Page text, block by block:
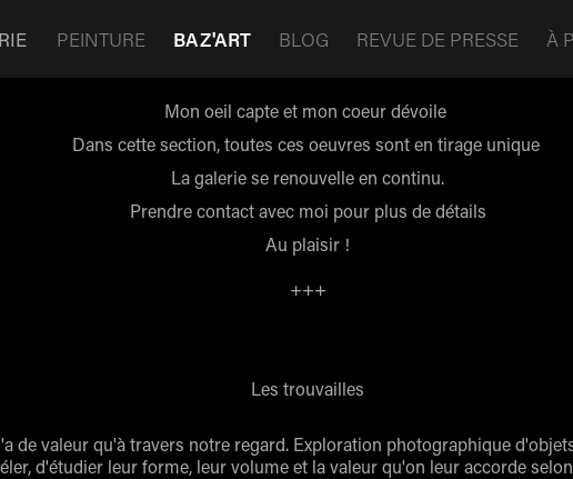
PEINTURE BAZ'ART BLOG REVUE DE PRESSE À
Mon oeil capte et mon coeur dévoile
Dans cette section, toutes ces oeuvres sont en tirage unique
La galerie se renouvelle en continu.
Prendre contact avec moi pour plus de détails
Au plaisir !
+++
Les trouvailles
de valeur qu'à travers notre regard. Exploration photographique
d'étudier leur forme, leur volume et la valeur qu'on leur accorde